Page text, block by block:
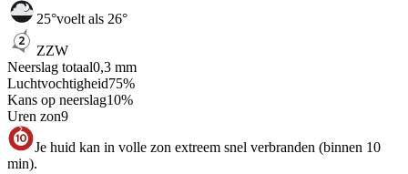
25°voelt als 26°
ZZW
Neerslag totaal0,3 mm
Luchtvochtigheid75%
Kans op neerslag10%
Uren zon9
Je huid kan in volle zon extreem snel verbranden (binnen 10
min).